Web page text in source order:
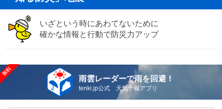
いざという時にあわてないために
確かな情報と行動で防災力アップ
雨雲レーダーで雨を回避！
tenki.jp公式 天気予報アプリ